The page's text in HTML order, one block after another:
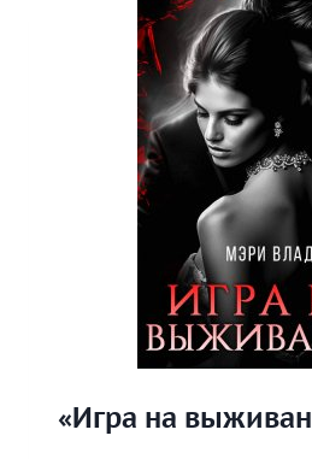
«Игра на